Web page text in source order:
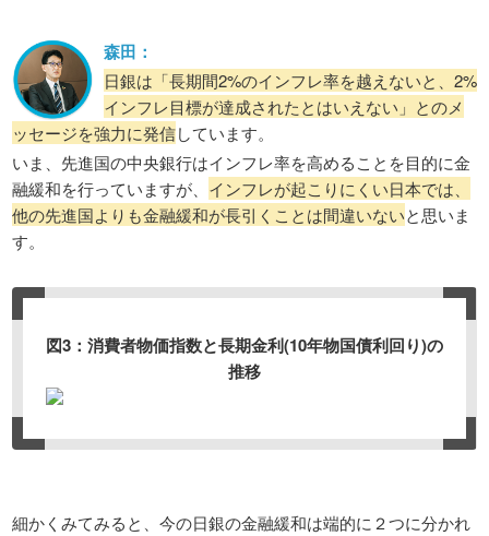
森田：
日銀は「長期間2%のインフレ率を越えないと、2%
インフレ目標が達成されたとはいえない」とのメ
ッセージを強力に発信しています。
いま、先進国の中央銀行はインフレ率を高めることを目的に金
融緩和を行っていますが、 インフレが起こりにくい日本では、
他の先進国よりも金融緩和が長引くことは間違いないと思いま
す。
図3：消費者物価指数と長期金利(10年物国債利回り)の
推移
細かくみてみると、今の日銀の金融緩和は端的に２つに分かれ